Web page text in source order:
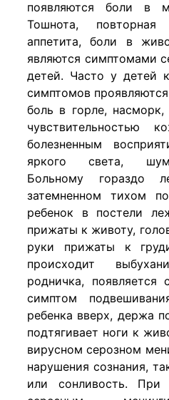
появляются боли в
Тошнота, повторная
аппетита, боли в
являются симптомами
детей. Часто у детей
симптомов
боль в горле,
чувствительностью
болезненным
яркого света,
Больному гораздо
затемненном тихом
ребенок в постели
прижаты к животу,
руки прижаты к
происходит
родничка,
симптом
ребенка вверх, держа
подтягивает ноги к
вирусном серозном
нарушения сознания,
или сонливость. При